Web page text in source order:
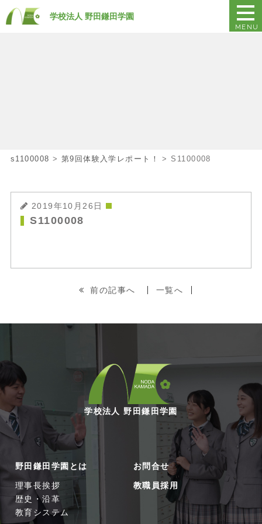
学校法人 野田鎌田学園
MENU
s1100008 > 第9回体験入学レポート！ >S1100008
2019年10月26日
S1100008
前の記事へ 一覧へ
学校法人 野田鎌田学園
野田鎌田学園とは
理事長挨拶
歴史・沿革
教育システム
お問合せ
教職員採用